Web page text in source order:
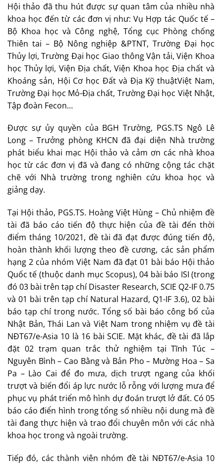
Hội thảo đã thu hút được sự quan tâm của nhiều nhà
khoa học đến từ các đơn vị như: Vụ Hợp tác Quốc tế –
Bộ Khoa học và Công nghệ, Tổng cục Phòng chống
Thiên tai – Bộ Nông nghiệp &PTNT, Trường Đại học
Thủy lợi, Trường Đại học Giao thông Vận tải, Viện Khoa
học Thủy lợi, Viện Địa chất, Viện Khoa học Địa chất và
Khoáng sản, Hội Cơ học Đất và Địa Kỹ thuậtViệt Nam,
Trường Đại học Mỏ-Địa chất, Trường Đại học Việt Nhật,
Tập đoàn Fecon…
Được sự ủy quyền của BGH Trường, PGS.TS Ngô Lê
Long – Trưởng phòng KHCN đã đại diện Nhà trường
phát biểu khai mạc Hội thảo và cảm ơn các nhà khoa
học từ các đơn vị đã và đang có những cộng tác chặt
chẽ với Nhà trường trong nghiên cứu khoa học và
giảng dạy.
Tại Hội thảo, PGS.TS. Hoàng Việt Hùng – Chủ nhiệm đề
tài đã báo cáo tiến độ thực hiện của đề tài đến thời
điểm tháng 10/2021, đề tài đã đạt được đúng tiến độ,
hoàn thành khối lượng theo đề cương, các sản phẩm
hạng 2 của nhóm Việt Nam đã đạt 01 bài báo Hội thảo
Quốc tế (thuộc danh mục Scopus), 04 bài báo ISI (trong
đó 03 bài trên tạp chí Disaster Research, SCIE Q2-IF 0.75
và 01 bài trên tạp chí Natural Hazard, Q1-IF 3.6), 02 bài
báo tạp chí trong nước. Tổng số bài báo công bố của
Nhật Bản, Thái Lan và Việt Nam trong nhiệm vụ đề tài
NĐT67/e-Asia 10 là 16 bài SCIE. Mặt khác, đề tài đã lắp
đặt 02 trạm quan trắc thử nghiệm tại Tĩnh Túc –
Nguyên Bình – Cao Bằng và Bản Pho – Mường Hoa – Sa
Pa – Lào Cai để đo mưa, dịch trượt ngang của khối
trượt và biến đổi áp lực nước lỗ rỗng với lượng mưa để
phục vụ phát triển mô hình dự đoán trượt lở đất. Có 05
báo cáo điển hình trong tổng số nhiều nội dung mà đề
tài đang thực hiện và trao đổi chuyên môn với các nhà
khoa học trong và ngoài trường.
Tiếp đó, các thành viên nhóm đề tài NĐT67/e-Asia 10